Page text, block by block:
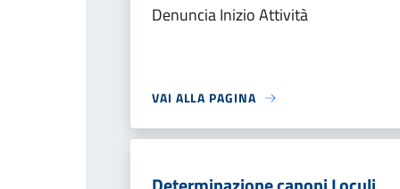
Denuncia Inizio Attività
VAI ALLA PAGINA